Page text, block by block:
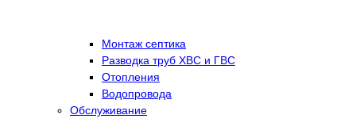
Монтаж септика
Разводка труб ХВС и ГВС
Отопления
Водопровода
Обслуживание